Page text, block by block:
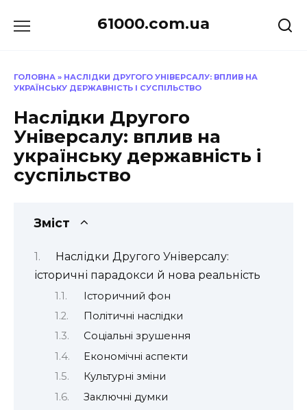
до
61000.com.ua
ГОЛОВНА » НАСЛІДКИ ДРУГОГО УНІВЕРСАЛУ: ВПЛИВ НА
УКРАЇНСЬКУ ДЕРЖАВНІСТЬ І СУСПІЛЬСТВО
Наслідки Другого
Універсалу: вплив на
українську державність і
суспільство
Зміст
Наслідки Другого Універсалу:
історичні парадокси й нова реальність
Історичний фон
Політичні наслідки
Соціальні зрушення
Економічні аспекти
Культурні зміни
Заключні думки